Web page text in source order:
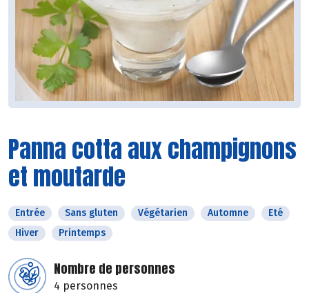
Panna cotta aux champignons
et moutarde
Entrée Sans gluten Végétarien Automne
Eté
Hiver
Printemps
Nombre de personnes
4 personnes